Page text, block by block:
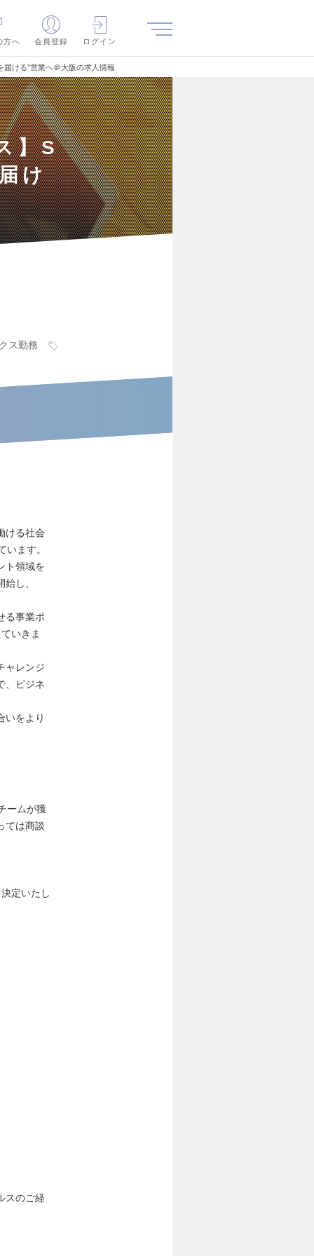
方へ 会員登録 ログイン
届ける”営業へ＠大阪の求人情報
】S
け
ス勤務
ける社会
ます。
ト領域を
し、
る事業ポ
いきま
ャレンジ
、ビジネ
いをより
ームが獲
ては商談
定いたし
スのご経